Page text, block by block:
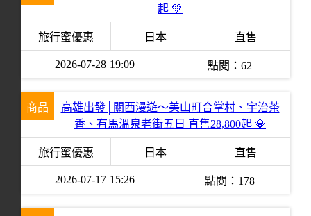
起 💚
旅行蜜優惠 日本 直售
2026-07-28 19:09 點閱：62
商品
高雄出發│關西漫遊～美山町合掌村、宇治茶
香、有馬溫泉老街五日 直售28,800起 💎
旅行蜜優惠 日本 直售
2026-07-17 15:26 點閱： 178